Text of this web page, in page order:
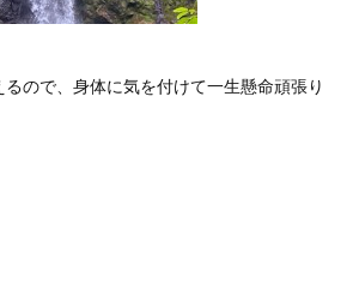
るので、身体に気を付けて一生懸命頑張り